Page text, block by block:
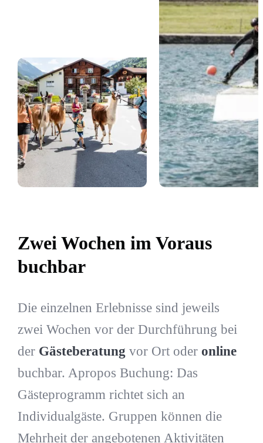
Zwei Wochen im Voraus
buchbar
Die einzelnen Erlebnisse sind jeweils
zwei Wochen vor der Durchführung bei
der Gästeberatung vor Ort oder online
buchbar. Apropos Buchung: Das
Gästeprogramm richtet sich an
Individualgäste. Gruppen können die
Mehrheit der angebotenen Aktivitäten